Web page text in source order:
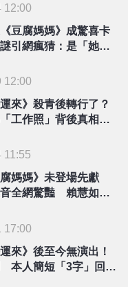
12:00
豆腐媽媽》成驚喜卡
引網瘋猜：是「她」
12:00
來》殺青後轉行了？
工作照」背後真相曝
11:55
媽媽》未登場先獻
全網驚豔 賴慧如再
17:00
來》後至今無演出！
本人簡短「3字」回應